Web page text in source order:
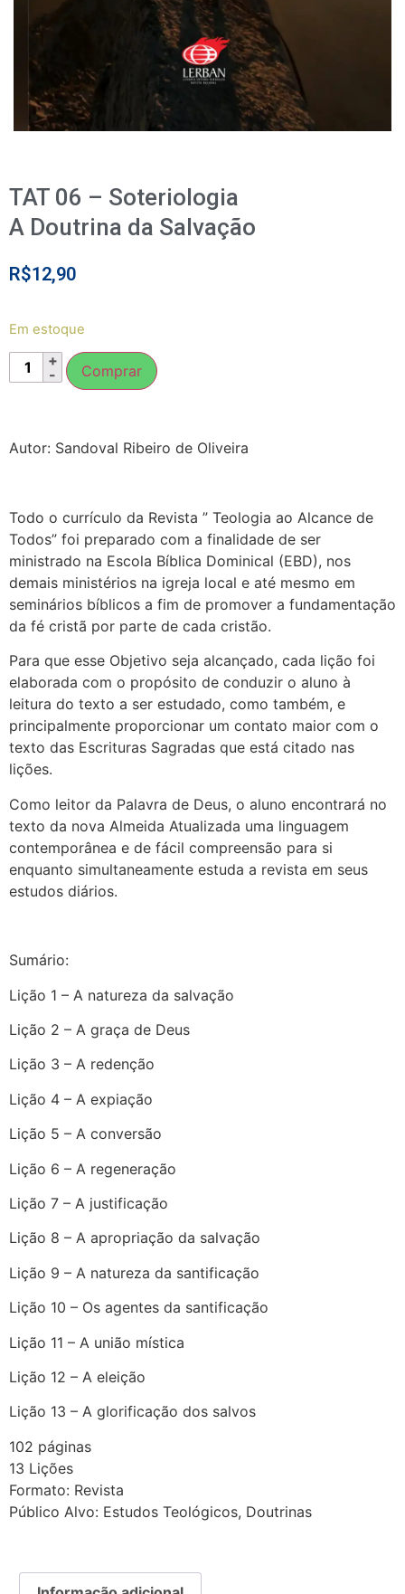
TAT 06 – Soteriologia
A Doutrina da Salvação
R$12,90
Em estoque
Comprar
Autor: Sandoval Ribeiro de Oliveira
Todo o currículo da Revista ” Teologia ao Alcance de
Todos” foi preparado com a finalidade de ser
ministrado na Escola Bíblica Dominical (EBD), nos
demais ministérios na igreja local e até mesmo em
seminários bíblicos a fim de promover a fundamentação
da fé cristã por parte de cada cristão.
Para que esse Objetivo seja alcançado, cada lição foi
elaborada com o propósito de conduzir o aluno à
leitura do texto a ser estudado, como também, e
principalmente proporcionar um contato maior com o
texto das Escrituras Sagradas que está citado nas
lições.
Como leitor da Palavra de Deus, o aluno encontrará no
texto da nova Almeida Atualizada uma linguagem
contemporânea e de fácil compreensão para si
enquanto simultaneamente estuda a revista em seus
estudos diários.
Sumário:
Lição 1 – A natureza da salvação
Lição 2 – A graça de Deus
Lição 3 – A redenção
Lição 4 – A expiação
Lição 5 – A conversão
Lição 6 – A regeneração
Lição 7 – A justificação
Lição 8 – A apropriação da salvação
Lição 9 – A natureza da santificação
Lição 10 – Os agentes da santificação
Lição 11 – A união mística
Lição 12 – A eleição
Lição 13 – A glorificação dos salvos
102 páginas
13 Lições
Formato: Revista
Público Alvo: Estudos Teológicos, Doutrinas